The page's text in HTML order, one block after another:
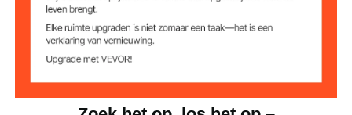
focusafstand
5,91 inch / 0,15 m
emissiviteit